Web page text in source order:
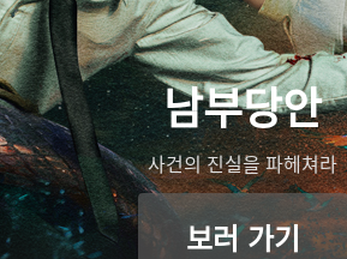
남부당안
사건의 진실을 파헤쳐라
보러 가기